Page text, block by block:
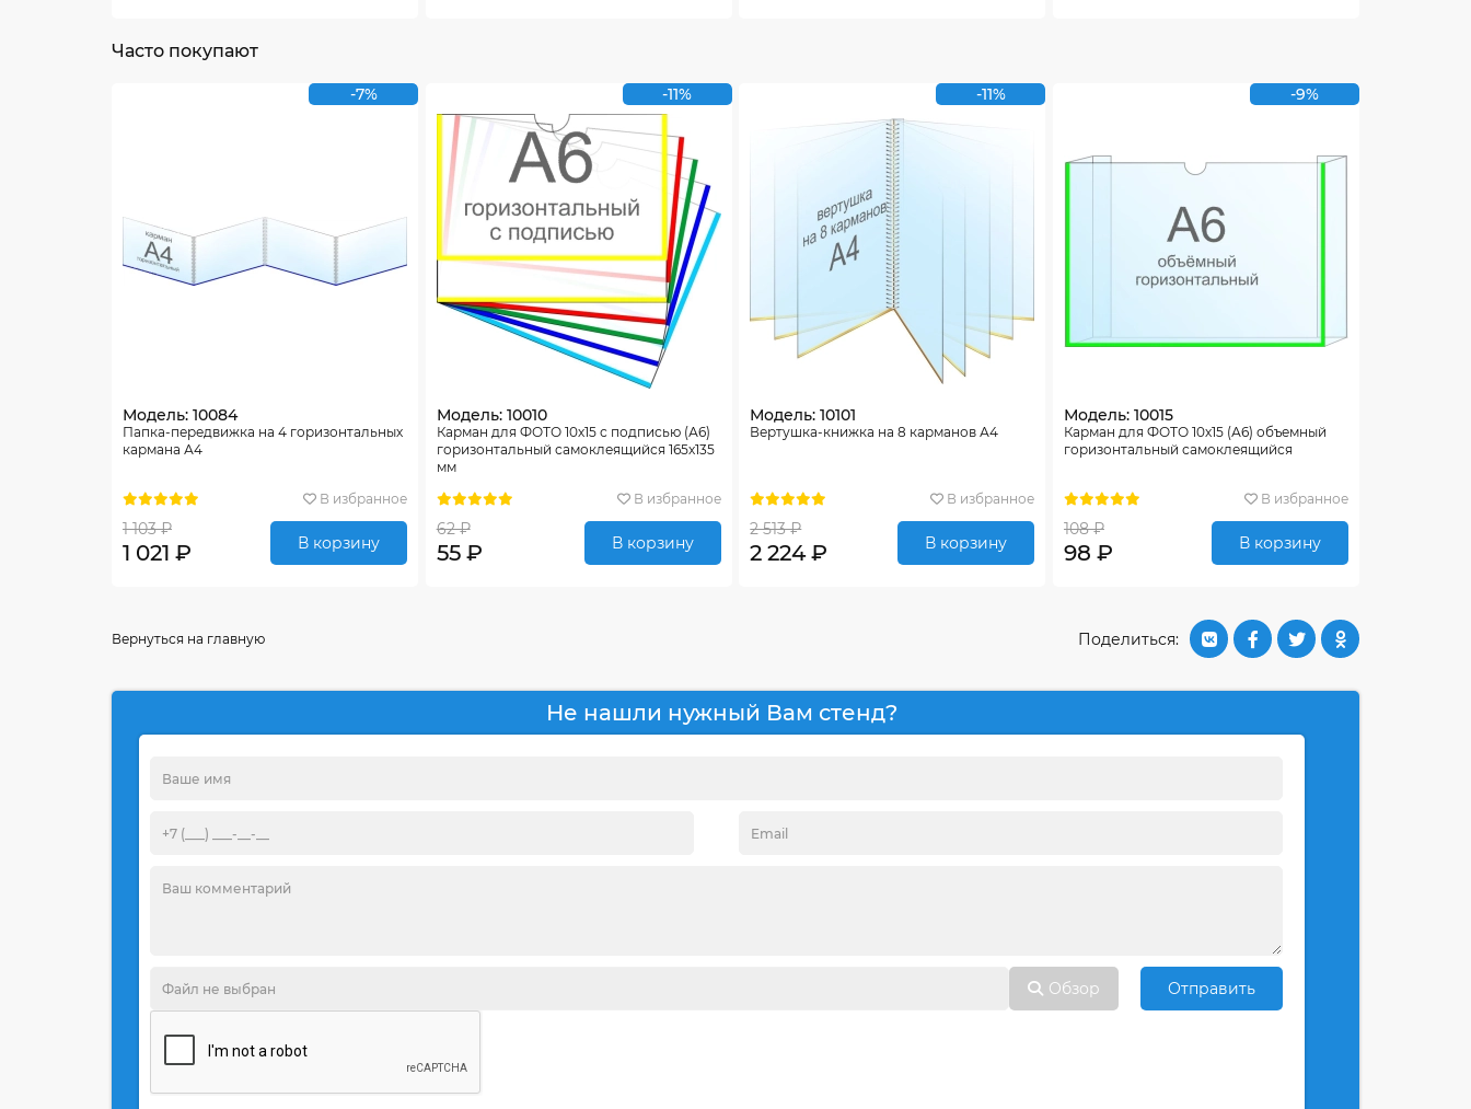
Часто покупают
-7%
Модель: 10084
Папка-передвижка на 4 горизонтальных
кармана А4
В избранное
1 103 ₽
1 021 ₽ В корзину
-11%
Модель: 10010
Карман для ФОТО 10х15 с подписью (А6)
горизонтальный самоклеящийся 165х135
мм
В избранное
62 ₽
55 ₽ В корзину
-11%
Модель: 10101
Вертушка-книжка на 8 карманов А4
В избранное
2 513 ₽
2 224 ₽ В корзину
-9%
Модель: 10015
Карман для ФОТО 10х15 (А6) объемный
горизонтальный самоклеящийся
В избранное
108 ₽
98 ₽ В корзину
Поделиться:
Вернуться на главную
Не нашли нужный Вам стенд?
Обзор Отправить